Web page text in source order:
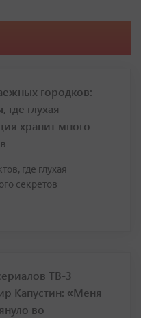
городков:
где глухая
хранит много
где глухая
секретов
ТВ-3
Капустин: «Меня
во